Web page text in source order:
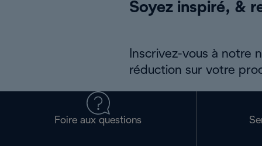
Soyez inspiré, &
Inscrivez-vous à notre
réduction sur votre
Foire aux questions